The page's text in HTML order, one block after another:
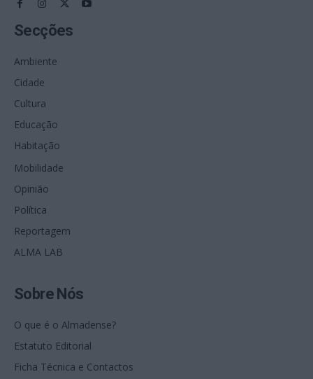
Secções
Ambiente
Cidade
Cultura
Educação
Habitação
Mobilidade
Opinião
Política
Reportagem
ALMA LAB
Sobre Nós
O que é o Almadense?
Estatuto Editorial
Ficha Técnica e Contactos